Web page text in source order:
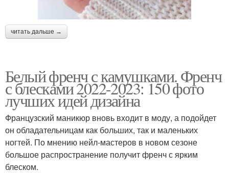
читать дальше →
Белый френч с камушками. Френч
с блесками 2022-2023: 150 фото
лучших идей дизайна
Французский маникюр вновь входит в моду, а подойдет
он обладательницам как больших, так и маленьких
ногтей. По мнению нейл-мастеров в новом сезоне
большое распространение получит френч с ярким
блеском.